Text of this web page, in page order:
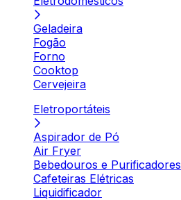
Geladeira
Fogão
Forno
Cooktop
Cervejeira
Eletroportáteis
Aspirador de Pó
Air Fryer
Bebedouros e Purificadores
Cafeteiras Elétricas
Liquidificador